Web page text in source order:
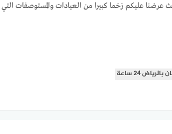
عرضنا عليكم زخما كبيرا من العيادات والمستوصفات التي
24 ساعة